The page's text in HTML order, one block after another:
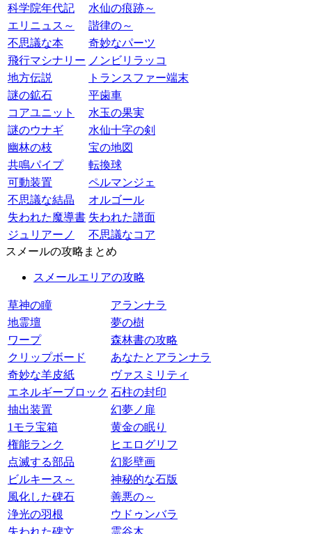
科学院年代記
水仙の痕跡～
エリニュス～
諧律の～
不思議な本
奇妙なパーツ
飛行マシナリー ノンビリラッコ
地方伝説
トランスファー端末
謎の鉱石
平歯車
コアユニット
水玉の果実
謎のウナギ
水仙十字の剣
幽林の枝
宝の地図
共鳴パイプ
転換球
可動装置
ペルマンジェ
不思議な結晶
オルゴール
失われた魔導書 失われた譜面
ジュリアーノ
不思議なコア
スメールの攻略まとめ
スメールエリアの攻略
草神の瞳
アランナラ
地霊壇
夢の樹
ワープ
森林書の攻略
クリップボード
あなたとアランナラ
奇妙な羊皮紙
ヴァスミリティ
エネルギーブロック 石柱の封印
抽出装置
幻夢ノ扉
1モラ宝箱
黄金の眠り
権能ランク
ヒエログリフ
点滅する部品
幻影壁画
ビルキース～
神秘的な石版
風化した碑石
善悪の～
浄光の羽根
ウドゥンバラ
失われた碑文
霊谷木